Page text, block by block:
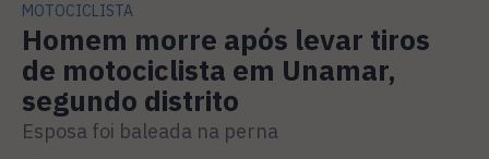
MOTOCICLISTA
Homem morre após levar tiros
de motociclista em Unamar,
segundo distrito
Esposa foi baleada na perna